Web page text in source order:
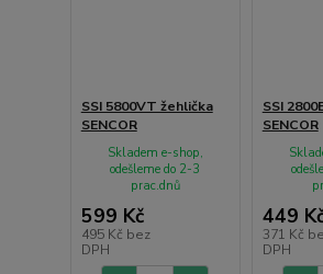
SSI 5800VT žehlička
SENCOR
599 Kč
495 Kč bez
DPH
Skladem e-shop,
odešleme do 2-3
prac.dnů
SSI
SENCOR
449
371 Kč
DPH